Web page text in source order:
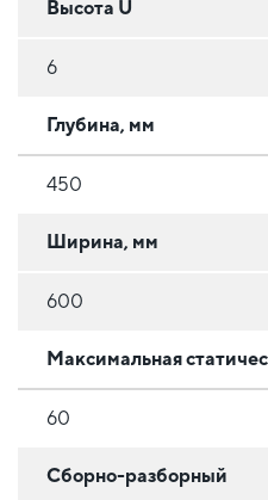
Высота U
6
Глубина, мм
450
Ширина, мм
600
Максимальная
60
Сборно-разборный